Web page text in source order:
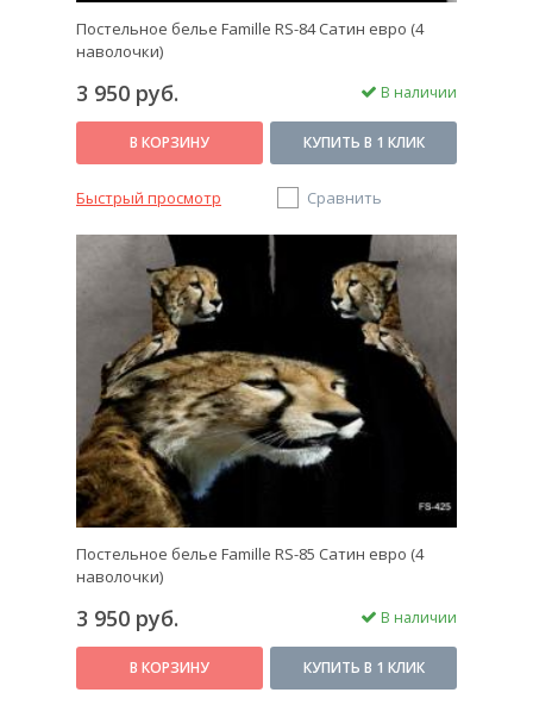
Постельное белье Famille RS-84 Сатин евро (4
наволочки)
3 950 руб. В наличии
В КОРЗИНУ КУПИТЬ В 1 КЛИК
Быстрый просмотр Сравнить
Постельное белье Famille RS-85 Сатин евро (4
наволочки)
3 950 руб. В наличии
В КОРЗИНУ КУПИТЬ В 1 КЛИК